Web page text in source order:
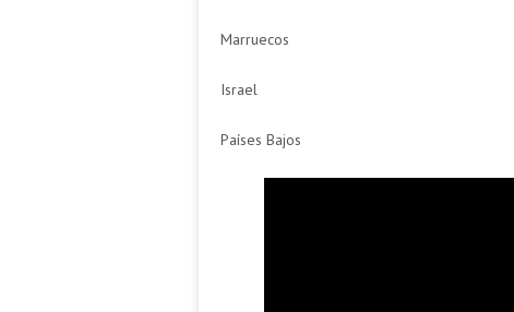
Marruecos
Israel
Países Bajos